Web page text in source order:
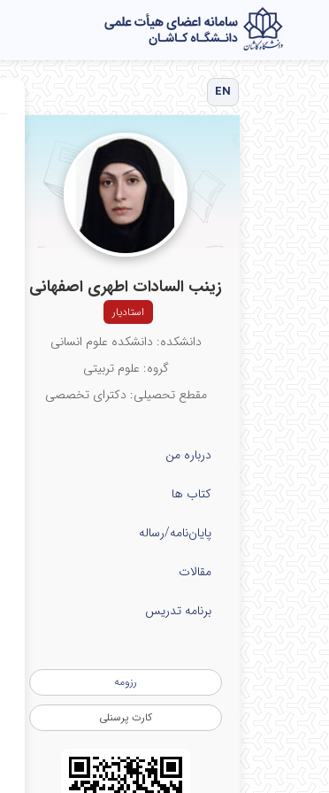
EN
زینب السادات اطهری اصفهانی
استادیار
دانشکده: دانشکده علوم انسانی
گروه: علوم تربیتی
مقطع تحصیلی: دکترای تخصصی
درباره من
کتاب ها
پایان‌نامه‌/رساله
مقالات
برنامه تدریس
رزومه
کارت پرسنلی